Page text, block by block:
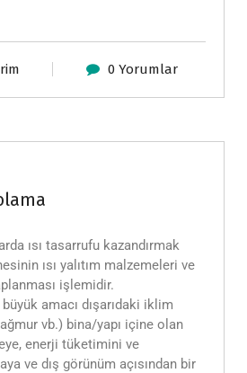
0 Yorumlar
ısı tasarrufu kazandırmak
ısı yalıtım malzemeleri ve
işlemidir.
amacı dışarıdaki iklim
vb.) bina/yapı içine olan
enerji tüketimini ve
ve dış görünüm açısından bir